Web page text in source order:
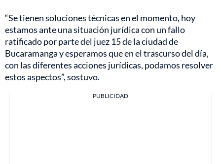
“Se tienen soluciones técnicas en el momento, hoy
estamos ante una situación jurídica con un fallo
ratificado por parte del juez 15 de la ciudad de
Bucaramanga y esperamos que en el trascurso del día,
con las diferentes acciones jurídicas, podamos resolver
estos aspectos”, sostuvo.
PUBLICIDAD